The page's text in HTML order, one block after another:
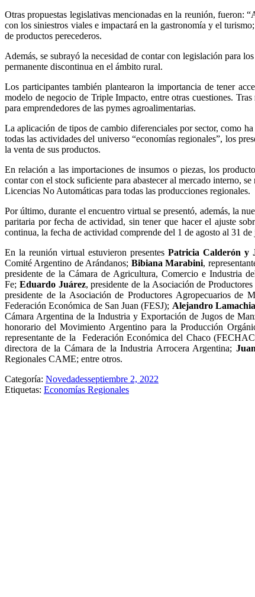
Otras propuestas legislativas mencionadas en la reunión, fueron:
con los siniestros viales e impactará en la gastronomía y el
de productos perecederos.
Además, se subrayó la necesidad de contar con legislación para
permanente discontinua en el ámbito rural.
Los participantes también plantearon la importancia de tener
modelo de negocio de Triple Impacto, entre otras cuestiones.
para emprendedores de las pymes agroalimentarias.
La aplicación de tipos de cambio diferenciales por sector, como
todas las actividades del universo “economías regionales”, los
la venta de sus productos.
En relación a las importaciones de insumos o piezas, los
contar con el stock suficiente para abastecer al mercado interno,
Licencias No Automáticas para todas las producciones regionales.
Por último, durante el encuentro virtual se presentó, además, la
paritaria por fecha de actividad, sin tener que hacer el ajuste
continua, la fecha de actividad comprende del 1 de agosto al 31
En la reunión virtual estuvieron presentes Patricia Calderón y
Comité Argentino de Arándanos; Bibiana Marabini,
presidente de la Cámara de Agricultura, Comercio e Industria
Fe; Eduardo Juárez, presidente de la Asociación de
presidente de la Asociación de Productores Agropecuarios de
Federación Económica de San Juan (FESJ); Alejandro Lamachia
Cámara Argentina de la Industria y Exportación de Jugos de
honorario del Movimiento Argentino para la Producción
representante de la Federación Económica del Chaco
directora de la Cámara de la Industria Arrocera Argentina;
Regionales CAME; entre otros.
Categoría: Novedadesseptiembre 2, 2022
Etiquetas: Economías Regionales